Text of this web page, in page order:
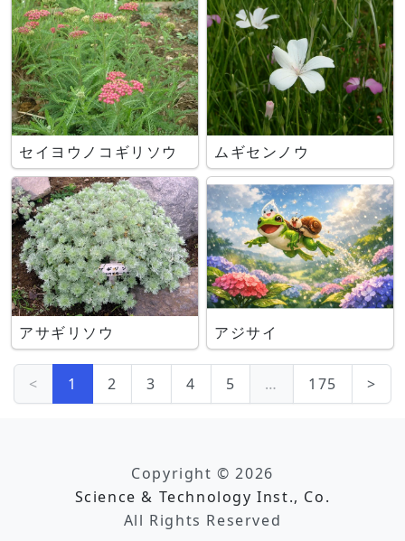
セイヨウノコギリソウ ムギセンノウ
アサギリソウ アジサイ
< 1 2 3 4 5 … 175 >
Copyright © 2026
Science & Technology Inst., Co.
All Rights Reserved